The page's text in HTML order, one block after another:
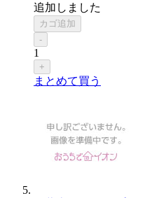
追加しました
カゴ追加
-
1
+
まとめて買う